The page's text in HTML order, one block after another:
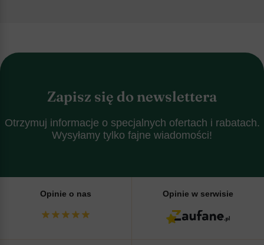
Zapisz się do newslettera
Otrzymuj informacje o specjalnych ofertach i rabatach.
Wysyłamy tylko fajne wiadomości!
Opinie o nas Opinie w serwisie